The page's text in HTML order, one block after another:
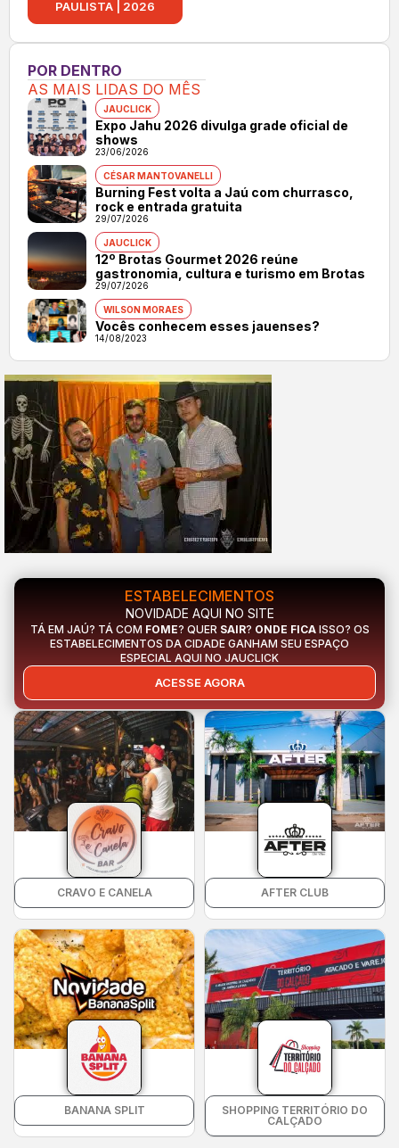
PAULISTA | 2026
POR DENTRO
AS MAIS LIDAS DO MÊS
JAUCLICK
Expo Jahu 2026 divulga grade oficial de
shows
23/06/2026
CÉSAR MANTOVANELLI
Burning Fest volta a Jaú com churrasco,
rock e entrada gratuita
29/07/2026
JAUCLICK
12º Brotas Gourmet 2026 reúne
gastronomia, cultura e turismo em Brotas
29/07/2026
WILSON MORAES
Vocês conhecem esses jauenses?
14/08/2023
CRAVO E CANELA AFTER CLUB
BANANA SPLIT
SHOPPING TERRITÓRIO DO
CALÇADO
ESTABELECIMENTOS
NOVIDADE AQUI NO SITE
TÁ EM JAÚ? TÁ COM FOME? QUER SAIR? ONDE FICAISSO? OS
ESTABELECIMENTOS DA CIDADE GANHAM SEU ESPAÇO
ESPECIAL AQUI NO JAUCLICK
ACESSE AGORA